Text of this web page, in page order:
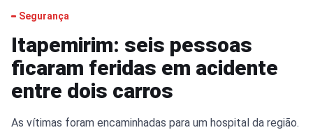
Segurança
Itapemirim: seis pessoas
ficaram feridas em acidente
entre dois carros
As vítimas foram encaminhadas para um hospital da região.